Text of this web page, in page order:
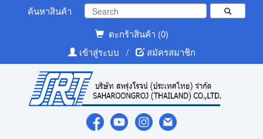
ค้นหาสินค้า
ตะกร้าสินค้า (0)
เข้าสู่ระบบ
/ สมัครสมาชิก